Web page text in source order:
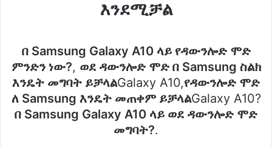
እንደሚቻል
በ Samsung Galaxy A10 ላይ የዳውንሎድ ሞድ
ምንድን ነው?, ወደ ዳውንሎድ ሞድ በ Samsung ስልክ
እንዴት መግባት ይቻላልGalaxy A10,የዳውንሎድ ሞድ
ለ Samsung እንዴት መጠቀም ይቻላልGalaxy A10?
በ Samsung Galaxy A10 ላይ ወደ ዳውንሎድ ሞድ
መግባት?.